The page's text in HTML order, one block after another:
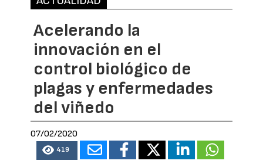
Acelerando la
innovación en el
control biológico de
plagas y enfermedades
del viñedo
07/02/2020
419